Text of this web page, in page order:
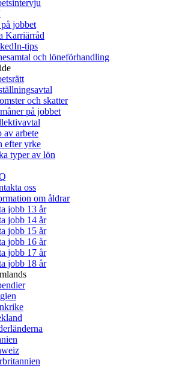
jobbet
Karriärråd
tips
och löneförhandling
och skatter
på jobbet
av arbete
efter yrke
typer av lön
oss
om åldrar
jobb 13 år
jobb 14 år
jobb 15 år
jobb 16 år
jobb 17 år
jobb 18 år